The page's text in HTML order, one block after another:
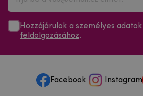
Hozzájárulok a személyes adatok
feldolgozásához.
Facebook Instagram